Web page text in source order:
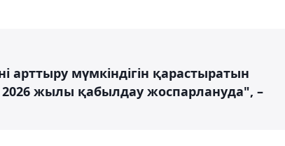
мүмкіндігін қарастыратын
2026 жылы қабылдау жоспарлануда", –